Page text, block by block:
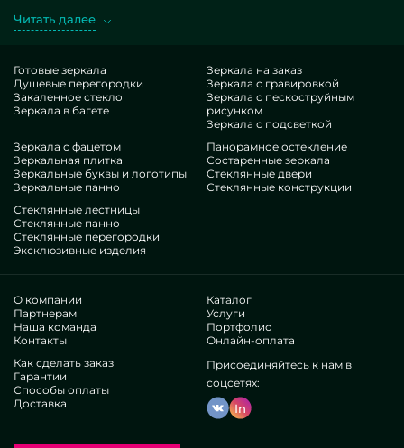
перегородки для ванной. Добывая такие построения в
совершенный экземпляр, с приемлемой котировкой, не
покоряющийся типовым копиям. Если вы хотите улучшить
свои площади, добавить им гламура, самобытности,
несомненно исследуйте наши позиции, от перегородок для
ванной золото и до отличных принадлежностей.
Заслуги нашей команды
специальностей. У всех богатые навык, что потешит даже
взыскательных пользователей. Всю дорогу работают над
повышением специализированных потенциалов, знают, как
вести в сложных ситуациях. Разработают и оборудуют
Золотые перегородки для ванной целиком.
Добились респект многих авторитетных организаций и
одиночных клиентов. Уйма приятных оценок —
ознакомьтесь собственнолично.
Трудимся без перекупщиков, это дозволяет
рационализировать промышленные этапы,
изготавливать все резче, уменьшить стоимость. Из-за
этого специзделия и службы наподобие перегородок
экономичными. Независимое изготовление пособляет
Читать далее
Готовые зеркала
Душевые перегородки
Закаленное стекло
Зеркала в багете
Зеркала на заказ
Зеркала с гравировкой
Зеркала с пескоструйным
рисунком
Зеркала с подсветкой
Зеркала с фацетом
Зеркальная плитка
Зеркальные буквы и логотипы
Зеркальные панно
Панорамное остекление
Состаренные зеркала
Стеклянные двери
Стеклянные конструкции
Стеклянные лестницы
Стеклянные панно
Стеклянные перегородки
Эксклюзивные изделия
О компании
Партнерам
Наша команда
Контакты
Каталог
Услуги
Портфолио
Онлайн-оплата
Как сделать заказ
Гарантии
Способы оплаты
Доставка
Присоединяйтесь к нам в
соцсетях:
In